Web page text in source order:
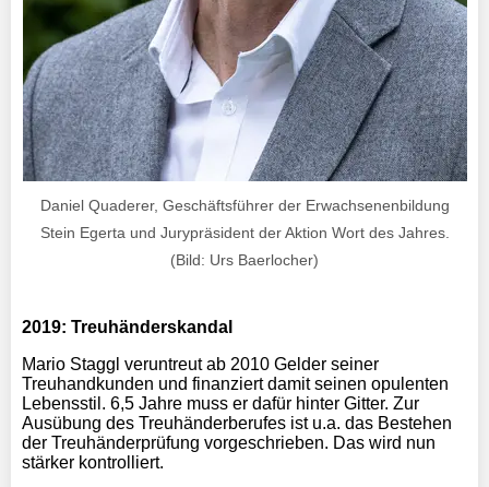
Daniel Quaderer, Geschäftsführer der Erwachsenenbildung
Stein Egerta und Jurypräsident der Aktion Wort des Jahres.
(Bild: Urs Baerlocher)
2019: Treuhänderskandal
Mario Staggl veruntreut ab 2010 Gelder seiner
Treuhandkunden und finanziert damit seinen opulenten
Lebensstil. 6,5 Jahre muss er dafür hinter Gitter. Zur
Ausübung des Treuhänderberufes ist u.a. das Bestehen
der Treuhänderprüfung vorgeschrieben. Das wird nun
stärker kontrolliert.